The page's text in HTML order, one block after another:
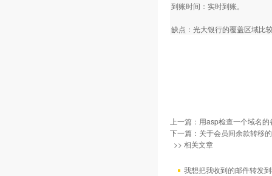
到账时间：实时到账。
缺点：光大银行的覆盖区域比
上一篇： 用asp检查一个域名
下一篇： 关于会员间余款转移
>> 相关文章
我想把我收到的邮件转发